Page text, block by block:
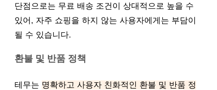
단점으로는 무료 배송 조건이 상대적으로 높을 수
있어, 자주 쇼핑을 하지 않는 사용자에게는 부담이
될 수 있습니다.
환불 및 반품 정책
테무는 명확하고 사용자 친화적인 환불 및 반품 정